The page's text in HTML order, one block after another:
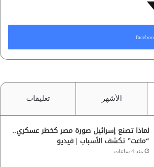
الأشهر تعليقات
لماذا تصنع إسرائيل صورة مصر كخطر عسكري..
“ماعت” تكشف الأسباب | فيديو
منذ 4 ساعات